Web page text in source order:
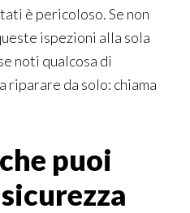
è pericoloso. Se non
ispezioni alla sola
noti qualcosa di
riparare da solo: chiama
puoi